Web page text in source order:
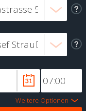
Weitere Optionen